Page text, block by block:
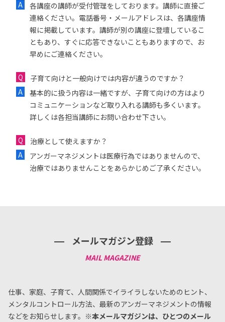
各講座の講師が受付管理をしております。講師に直接ご
連絡ください。電話番号・メールアドレスは、各講座情
報に掲載しています。講師が別の講座に登壇しているこ
ともあり、すぐに応答できないこともありますので、お
早めにご連絡ください。
子育て向けと一般向けでは内容が違うのですか？
基本的に扱う内容は一緒ですが、子育て向けの方はより
コミュニケーションなど取り入れる講師も多くいます。
詳しくは各担当講師にお問い合わせ下さい。
治療として使えますか？
アンガーマネジメントは医療行為ではありませんので、
治療ではありませんことをあらかじめご了承ください。
メールマガジン登録
仕事、家庭、子育て、人間関係でイライラしないためのヒント、
メンタルコントロール方法、 最新のアンガーマネジメントの情報
などをお知らせします。 ※本メールマガジンは、ひとつのメール